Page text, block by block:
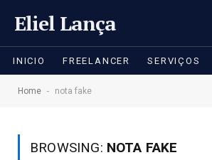
Eliel Lança
INICIO FREELANCER SERVIÇOS
Home - nota fake
BROWSING: NOTA FAKE